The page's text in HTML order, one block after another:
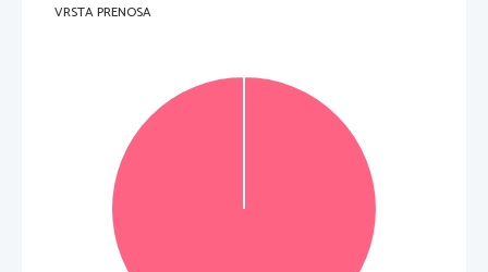
VRSTA PRENOSA